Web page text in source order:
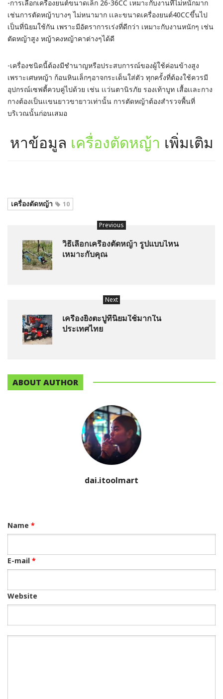
-การเลือกเครื่องยนต์ขนาดเล็ก 26-36CC เหมาะกับงานที่ไม่หนักมาก
เช่นการตัดหญ้าบางๆ ไม่หนามาก เเละขนาดเครื่องยนต์40CCขึ้นไป
เป็นที่นิยมใช้กัน เพราะมีอัตราการเร่งที่ดีกว่า เหมาะกับงานหนักๆ เช่น
ตัดหญ้าสูง หญ้าคงหญ้าคาต่างๆได้ดี
-เครื่องชนิดนี้ต้องมีชำนาญหรือประสบการณ์ของผู้ใช้ค่อนข้างสูง
เพราะเศษหญ้า ก้อนหินเล็กๆอาจกระเด็นใส่ตัว ทุกครั้งที่ต้องใช้ควรมี
อุปกรณ์เซฟตี้ควบคู่ไปด้วย เช่น เเว่นตานิรภัย รองเท้าบูท เสื้อเเละกาง
กางต้องเป็นเเขนยาวขายาวเท่านั้น การตัดหญ้าต้องสำรวจพื้นที่
บริเวณนั้นก่อนเสมอ
หาข้อมูล เครื่องตัดหญ้า เพิ่มเติม
เครื่องตัดหญ้า 10
Previous
วิธีเลือกเครื่องตัดหญ้า รูปแบบไหน
เหมาะกับคุณ
Next
เครื่องยิงตะปูที่นิยมใช้มากใน
ประเทศไทย
ABOUT AUTHOR
dai.itoolmart
Name *
E-mail *
Website